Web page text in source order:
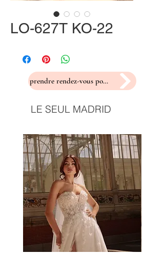
LO-627T KO-22
prendre rendez-vous pour un essayage
LE SEUL MADRID